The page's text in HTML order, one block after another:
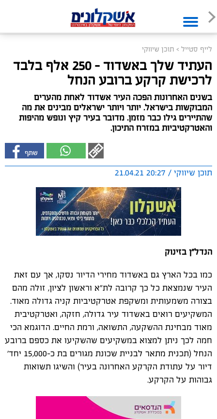
לייף סטייל > תוכן שיווקי
העתיד שלך באשדוד – 250 אלף בלבד
לרכישת קרקע ברובע הנחל
בשנים האחרונות הפכה העיר אשדוד לאחת מהערים
המבוקשות בישראל. יותר ויותר ישראלים מבינים את מה
שהתיירים גילו כבר מזמן. מדובר בעיר קיץ ונופש מהיפות
והאטרקטיביות במזרח התיכון.
תוכן שיווקי / 20:27 21.04.21
הנדל"ן בזינוק
כמו בכל הארץ גם באשדוד מחירי הדיור נסקו, אך עם זאת
העיר שנמצאת כל כך קרובה לת"א וראשון לציון, זולה מהם
בצורה משמעותית ומשקפת אטרקטיביות קניה גדולה מאוד.
המשקיעים רואים באשדוד עיר גדולה, חזקה, ואטרקטיבית
מאוד מבחינת ההשקעה, התשואה, ורמת החיים. הדוגמא הכי
חמה לכך ניתן למצוא במשקיעים שהשקיעו את כספם ברובע
הנחל (תכנית מתאר לבניית שכונת מגורים בת כ-15,000 יחד'
דיור על עתודת הקרקע האחרונה בעיר) והשיגו תשואות
גבוהות על הקרקע.